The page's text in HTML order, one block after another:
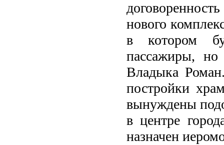
нового
в котором
пассажиры, но
Владыка
постройки
вынуждены
в центре
назначен